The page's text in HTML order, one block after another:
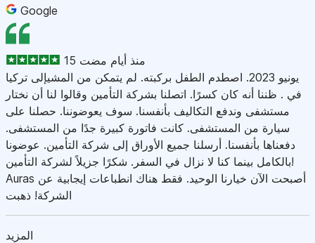
Google
15 منذ أيام مضت
يونيو 2023. اصطدم الطفل بركبته. لم يتمكن من المشيإلى تركيا
في . ظننا أنه كان كسرًا. اتصلنا بشركة التأمين وقالوا لنا أن نختار
مستشفى وندفع التكاليف بأنفسنا. سوف يعوضوننا. حصلنا على
سيارة من المستشفى. كانت فاتورة كبيرة جدًا من المستشفى.
دفعناها بأنفسنا. أرسلنا جميع الأوراق إلى شركة التأمين. عوضونا
بالكامل بينما كنا لا نزال في السفر. شكرًا جزيلاً لشركة التأمين!
Auras أصبحت الآن خيارنا الوحيد. فقط هناك انطباعات إيجابية عن
الشركة! ذهبت
المزيد